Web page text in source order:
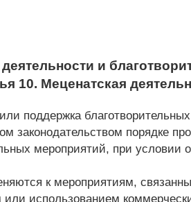
и
10. Меценатская
поддержка
законодательством порядке
мероприятий, при условии
к мероприятиям,
или использованием